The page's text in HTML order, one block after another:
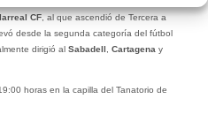
CF, al que ascendió de Tercera a
desde la segunda categoría del fútbol
dirigió al Sabadell Cartagena y
horas en la capilla del Tanatorio de